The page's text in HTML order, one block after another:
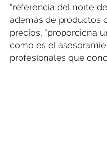
“referencia del norte
además de productos
precios, “proporciona
como es el
profesionales que